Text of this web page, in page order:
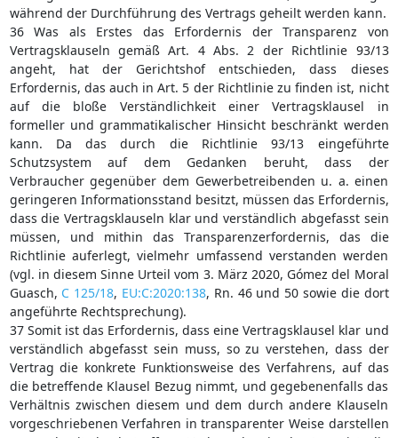
während der Durchführung des Vertrags geheilt werden kann.
36 Was als Erstes das Erfordernis der Transparenz von
Vertragsklauseln gemäß Art. 4 Abs. 2 der Richtlinie 93/13
angeht, hat der Gerichtshof entschieden, dass dieses
Erfordernis, das auch in Art. 5 der Richtlinie zu finden ist, nicht
auf die bloße Verständlichkeit einer Vertragsklausel in
formeller und grammatikalischer Hinsicht beschränkt werden
kann. Da das durch die Richtlinie 93/13 eingeführte
Schutzsystem auf dem Gedanken beruht, dass der
Verbraucher gegenüber dem Gewerbetreibenden u. a. einen
geringeren Informationsstand besitzt, müssen das Erfordernis,
dass die Vertragsklauseln klar und verständlich abgefasst sein
müssen, und mithin das Transparenzerfordernis, das die
Richtlinie auferlegt, vielmehr umfassend verstanden werden
(vgl. in diesem Sinne Urteil vom 3. März 2020, Gómez del Moral
Guasch, C 125/18, EU:C:2020:138, Rn. 46 und 50 sowie die dort
angeführte Rechtsprechung).
37 Somit ist das Erfordernis, dass eine Vertragsklausel klar und
verständlich abgefasst sein muss, so zu verstehen, dass der
Vertrag die konkrete Funktionsweise des Verfahrens, auf das
die betreffende Klausel Bezug nimmt, und gegebenenfalls das
Verhältnis zwischen diesem und dem durch andere Klauseln
vorgeschriebenen Verfahren in transparenter Weise darstellen